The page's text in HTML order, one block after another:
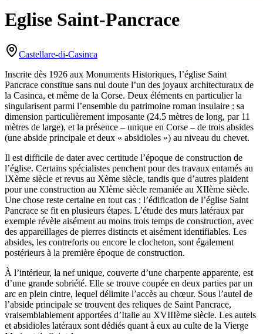
Eglise Saint-Pancrace
Castellare-di-Casinca
Inscrite dès 1926 aux Monuments Historiques, l’église Saint
Pancrace constitue sans nul doute l’un des joyaux architecturaux de
la Casinca, et même de la Corse. Deux éléments en particulier la
singularisent parmi l’ensemble du patrimoine roman insulaire : sa
dimension particulièrement imposante (24.5 mètres de long, par 11
mètres de large), et la présence – unique en Corse – de trois absides
(une abside principale et deux « absidioles ») au niveau du chevet.
Il est difficile de dater avec certitude l’époque de construction de
l’église. Certains spécialistes penchent pour des travaux entamés au
IXème siècle et revus au Xème siècle, tandis que d’autres plaident
pour une construction au XIème siècle remaniée au XIIème siècle.
Une chose reste certaine en tout cas : l’édification de l’église Saint
Pancrace se fit en plusieurs étapes. L’étude des murs latéraux par
exemple révèle aisément au moins trois temps de construction, avec
des appareillages de pierres distincts et aisément identifiables. Les
absides, les contreforts ou encore le clocheton, sont également
postérieurs à la première époque de construction.
À l’intérieur, la nef unique, couverte d’une charpente apparente, est
d’une grande sobriété. Elle se trouve coupée en deux parties par un
arc en plein cintre, lequel délimite l’accès au chœur. Sous l’autel de
l’abside principale se trouvent des reliques de Saint Pancrace,
vraisemblablement apportées d’Italie au XVIIIème siècle. Les autels
et absidioles latéraux sont dédiés quant à eux au culte de la Vierge